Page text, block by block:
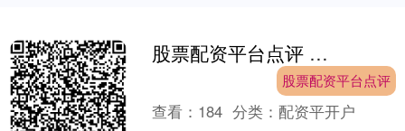
股票配资平台点评 翁富豪:摒弃鸡汤 用实在分析解读下周黄金行情
股票配资平台点评
查看： 184 分类：配资平开户